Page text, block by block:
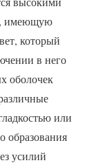
имеющую
который
в него
оболочек
или
образования
усилий